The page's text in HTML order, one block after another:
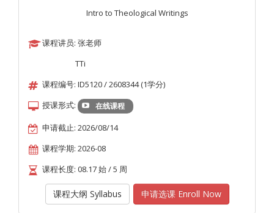
Intro to Theological Writings
课程讲员: 张老师
TTi
课程编号: ID5120 / 2608344 (1学分)
授课形式:
在线课程
申请截止: 2026/08/14
课程学期: 2026-08
课程长度: 08.17 始 / 5 周
课程大纲 Syllabus 申请选课 Enroll Now